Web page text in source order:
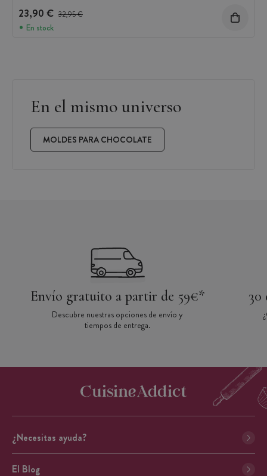
23,90 € Precio antes del descuento
32,95 €
En stock
En el mismo universo
MOLDES PARA CHOCOLATE
Envío gratuito a partir de 59€*
Descubre nuestras opciones de envío y
tiempos de entrega.
30
¿Necesitas ayuda?
El Blog